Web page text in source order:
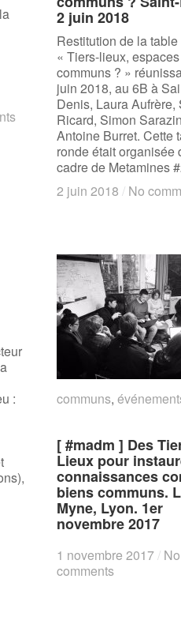
2 juin 2018
Restitution de la
« Tiers-lieux,
communs ? »
juin 2018, au 6B à
Denis, Laura Aufrère,
Ricard, Simon
Antoine Burret. Cette
ronde était organisée
cadre de Metamines
2 juin 2018 / No
2 juin 2018
2 juin 2018 / No
:
communs,
[ #madm ] Des
Lieux pour
connaissances
biens communs.
Myne, Lyon. 1er
novembre 2017
1 novembre 2017/ No
comments
communs
[ #madm ] Des
Lieux pour
connaissances
biens communs.
Myne, Lyon. 1er
novembre 2017
1 novembre 2017/ No
comments